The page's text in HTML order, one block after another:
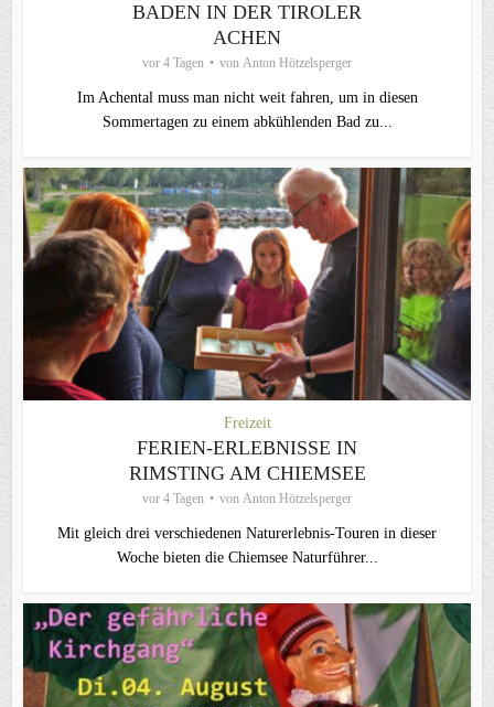
BADEN IN DER TIROLER
ACHEN
vor 4 Tagen von Anton Hötzelsperger
Im Achental muss man nicht weit fahren, um in diesen
Sommertagen zu einem abkühlenden Bad zu...
Freizeit
FERIEN-ERLEBNISSE IN
RIMSTING AM CHIEMSEE
vor 4 Tagen von Anton Hötzelsperger
Mit gleich drei verschiedenen Naturerlebnis-Touren in dieser
Woche bieten die Chiemsee Naturführer...